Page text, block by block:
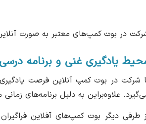
در بوت کمپ‌های معتبر به صورت آنلاین
یادگیری غنی و برنامه
شرکت در بوت کمپ آنلاین فرصت
علاوه‌براین به دلیل برنامه‌های
طرفی دیگر بوت کمپ‌های آفلاین